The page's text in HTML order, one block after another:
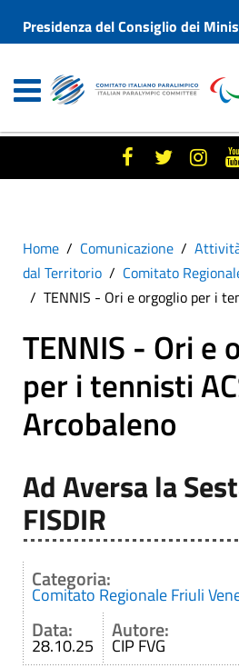
Presidenza del Consiglio dei
Home Comunicazione
dal Territorio
Comitato
TENNIS - Ori e orgoglio per i
TENNIS - Ori e
per i tennisti
Arcobaleno
Ad Aversa la
FISDIR
Categoria:
Comitato Regionale Friuli
Data:
28.10.25
Autore:
CIP FVG